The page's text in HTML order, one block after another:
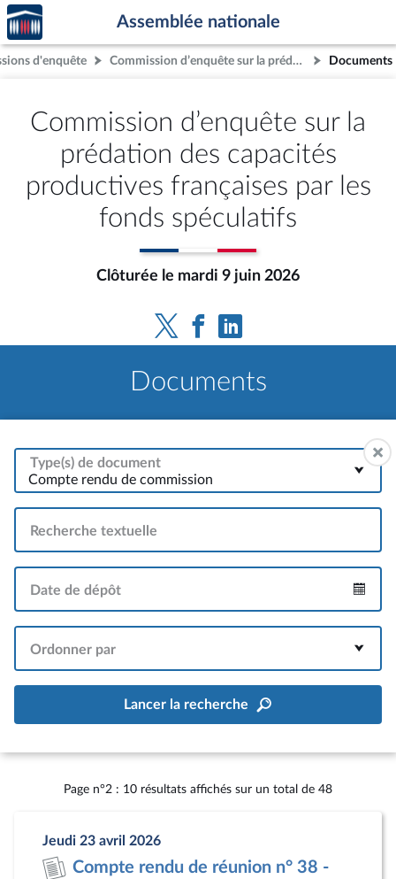
Aller au contenu
Aller en bas de la page
Accèder
à la
page
d'accueil
Assemblée nationale
d'enquête Commission d’enquête sur la prédation des capacités productives françaises par les fonds spéculatifs Documents
Commission d’enquête sur la
prédation des capacités
productives françaises par les
fonds spéculatifs
Clôturée le mardi 9 juin 2026
Documents
Type(s) de document
Compte rendu de commission
Recherche textuelle
Date de dépôt
Ordonner par
Lancer la recherche
Page n°2 : 10 résultats affichés sur un total de 48
Jeudi 23 avril 2026
Compte rendu de réunion n° 38 -